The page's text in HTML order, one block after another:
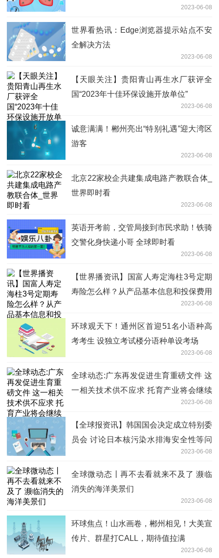
2023-06-08
世界看热讯：Edge浏览器提示站点不安
全解决方法
2023-06-08
【天眼关注】贵阳青山再生水厂获评全
国“2023年十佳环保设施开放单位”
2023-06-08
诚意满满！郴州亮出“特别礼遇”迎大湾区
游客
2023-06-08
北京22家校企共建集成电路产教联合体_
世界即时看
2023-06-08
英语开考前，交管局接到市民求助！铁骑
交警化身快递小哥 全球即时看
2023-06-08
【世界播资讯】国富人寿定海柱3号定期
寿险怎么样？从产品基本信息和投保费用
2023-06-08
环球观天下！通州区首迎51名小语种高
考考生 设独立考试楼分语种单设考场
2023-06-08
全球动态:广东再发促进生育重磅文件 这
一相关技术供不应求 托育产业将会继续
2023-06-08
【全球报资讯】韩国国会决定成立特别委
员会 讨论日本核污染水排海安全性等问
2023-06-08
全球微动态丨再不去看就来不及了 濒临
消失的海洋美景们
2023-06-08
环球焦点！山水画卷，郴州相见！大美宣
传片、群星打CALL，期待值拉满
2023-06-08